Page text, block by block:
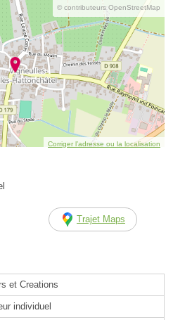
© contributeurs OpenStreetMap
Corriger l’adresse ou la localisation
Trajet Maps
et Creations
individuel